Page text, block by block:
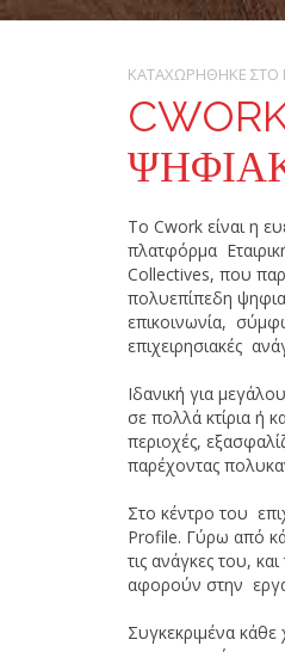
ΚΑΤΑΧΩΡΉΘΗΚΕ ΣΤΟ
Το Cwork είναι η
πλατφόρμα
Collectives, που
πολυεπίπεδη
επικοινωνία,
επιχειρησιακές
Ιδανική για
σε πολλά κτίρια ή
περιοχές,
παρέχοντας
Στο κέντρο του
Profile. Γύρω από
τις ανάγκες του,
αφορούν στην
Συγκεκριμένα κάθε